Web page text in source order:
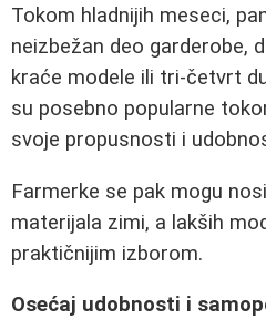
Tokom hladnijih meseci,
neizbežan deo garderobe,
kraće modele ili tri-četvrt
su posebno popularne
svoje propusnosti i
Farmerke se pak mogu
materijala zimi, a lakših
praktičnijim izborom.
Osećaj udobnosti i